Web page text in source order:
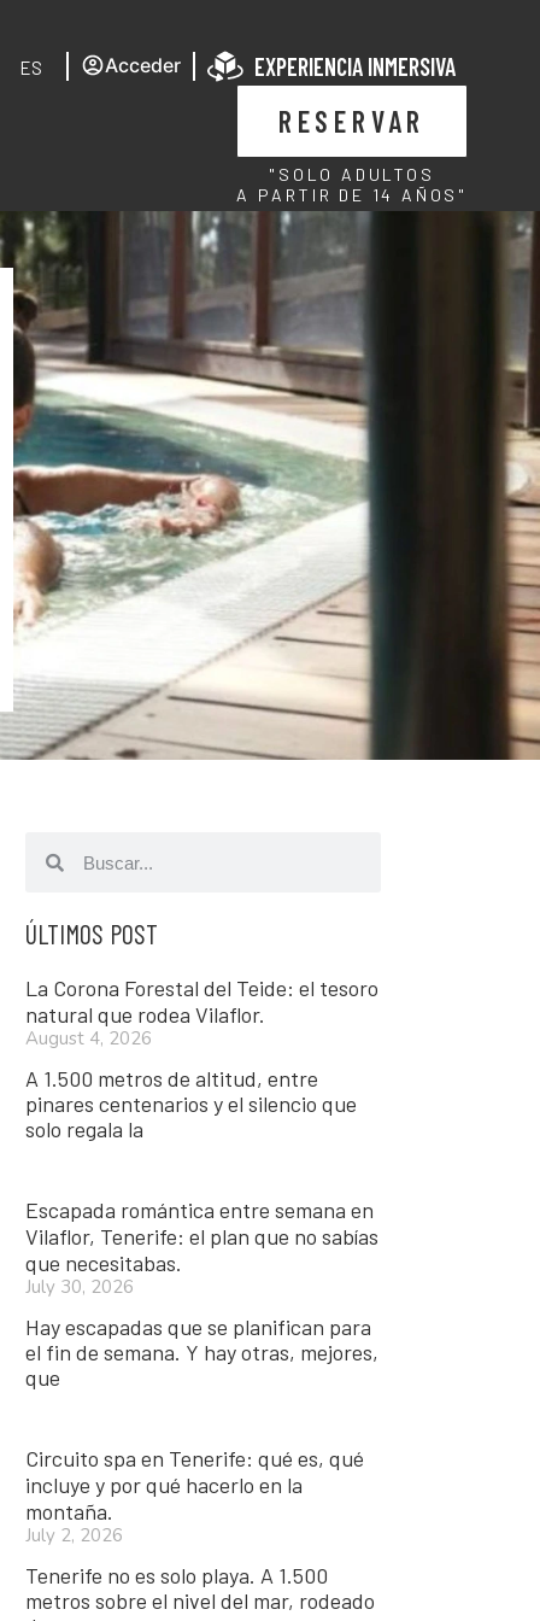
ES Acceder EXPERIENCIA INMERSIVA
RESERVAR
"SOLO ADULTOS
A PARTIR DE 14 AÑOS"
ÚLTIMOS POST
La Corona Forestal del Teide: el tesoro
natural que rodea Vilaflor.
August 4, 2026
A 1.500 metros de altitud, entre
pinares centenarios y el silencio que
solo regala la
Escapada romántica entre semana en
Vilaflor, Tenerife: el plan que no sabías
que necesitabas.
July 30, 2026
Hay escapadas que se planifican para
el fin de semana. Y hay otras, mejores,
que
Circuito spa en Tenerife: qué es, qué
incluye y por qué hacerlo en la
montaña.
July 2, 2026
Tenerife no es solo playa. A 1.500
metros sobre el nivel del mar, rodeado